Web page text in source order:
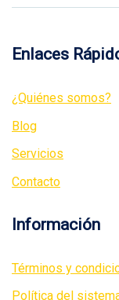
Enlaces
¿Quiénes somos?
Blog
Servicios
Contacto
Información
Términos y
Política del